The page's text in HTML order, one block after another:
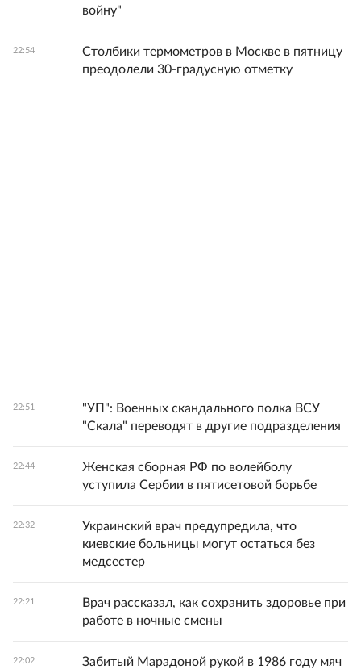
войну"
22:54
Столбики термометров в Москве в пятницу
преодолели 30-градусную отметку
22:51
"УП": Военных скандального полка ВСУ
"Скала" переводят в другие подразделения
22:44
Женская сборная РФ по волейболу
уступила Сербии в пятисетовой борьбе
22:32
Украинский врач предупредила, что
киевские больницы могут остаться без
медсестер
22:21
Врач рассказал, как сохранить здоровье при
работе в ночные смены
22:02
Забитый Марадоной рукой в 1986 году мяч